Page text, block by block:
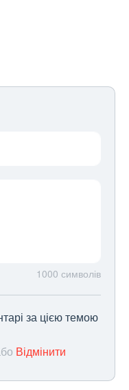
1000 символів
за цією темою
Відмінити